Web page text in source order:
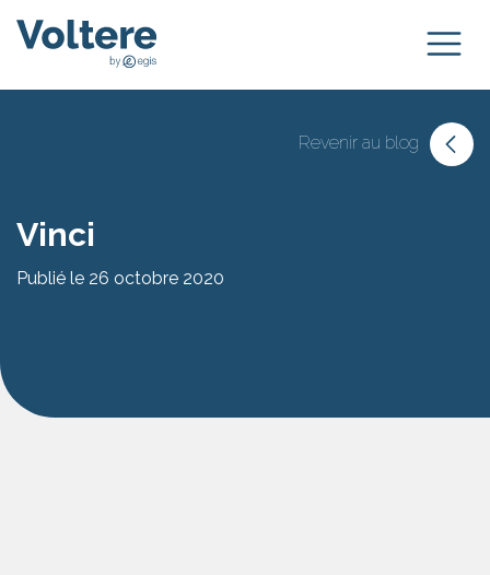
Revenir au blog
Vinci
Publié le 26 octobre 2020